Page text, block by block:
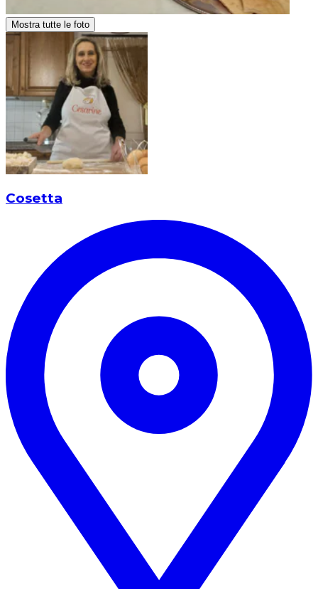
Mostra tutte le foto
Cosetta